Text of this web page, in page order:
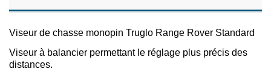
Viseur de chasse monopin Truglo Range Rover Standard
Viseur à balancier permettant le réglage plus précis des
distances.